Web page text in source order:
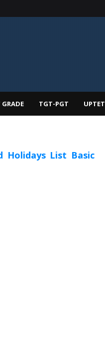
GRADE TGT-PGT UPTET
Holidays List Basic